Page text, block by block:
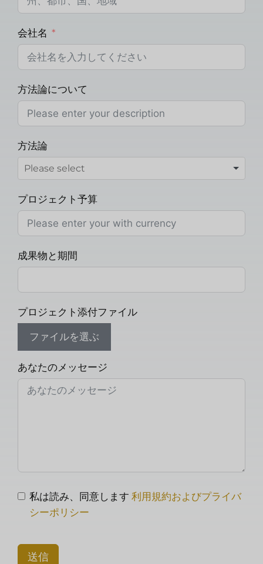
会社名
方法論について
方法論
プロジェクト予算
成果物と期間
プロジェクト添付ファイル
ファイルを選ぶ
あなたのメッセージ
私は読み、同意します 利用規約およびプライバ
シーポリシー
送信